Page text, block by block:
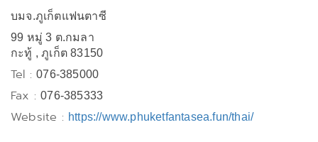
บมจ.ภูเก็ตแฟนตาซี
99 หมู่ 3 ต.กมลา
กะทู้ , ภูเก็ต 83150
Tel :076-385000
Fax :076-385333
Website : https://www.phuketfantasea.fun/thai/